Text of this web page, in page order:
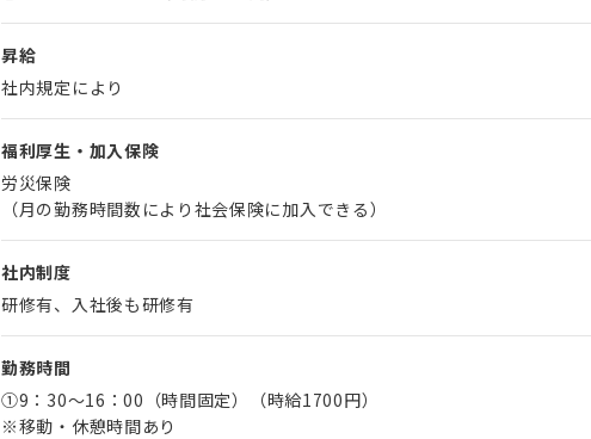
昇給
社内規定により
福利厚生・加入保険
労災保険
（月の勤務時間数により社会保険に加入できる）
社内制度
研修有、入社後も研修有
勤務時間
①9：30～16：00（時間固定）（時給1700円）
※移動・休憩時間あり